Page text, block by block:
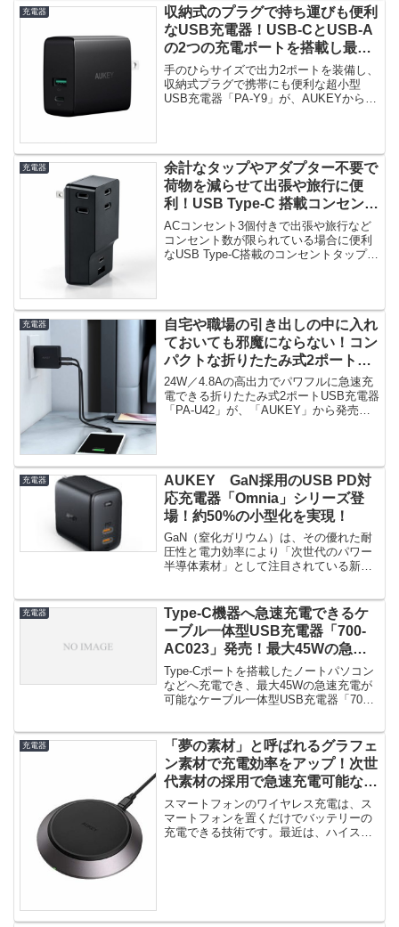
充電器
収納式のプラグで持ち運びも便利
なUSB充電器！USB-CとUSB-A
の2つの充電ポートを搭載し最大
3Aの急速充電対応「PA-Y9」発
売！
手のひらサイズで出力2ポートを装備し、
収納式プラグで携帯にも便利な超小型
USB充電器「PA-Y9」が、AUKEYから発
充電器
余計なタップやアダプター不要で
荷物を減らせて出張や旅行に便
利！USB Type-C 搭載コンセント
タップ付きUSB充電器「700-
AC018BK」発売！
ACコンセント3個付きで出張や旅行など
コンセント数が限られている場合に便利
なUSB Type-C搭載のコンセントタップ付
充電器
自宅や職場の引き出しの中に入れ
ておいても邪魔にならない！コン
パクトな折りたたみ式2ポート
USB充電器「PA-U42」発売！
24W／4.8Aの高出力でパワフルに急速充
電できる折りたたみ式2ポートUSB充電器
「PA-U42」が、「AUKEY」から発売さ
充電器
AUKEY GaN採用のUSB PD対
応充電器「Omnia」シリーズ登
場！約50%の小型化を実現！
GaN（窒化ガリウム）は、その優れた耐
圧性と電力効率により「次世代のパワー
半導体素材」として注目されている新し
充電器
Type-C機器へ急速充電できるケ
ーブル一体型USB充電器「700-
AC023」発売！最大45Wの急速
充電が可能な「USB Power
Delivery」規格に対応！
Type-Cポートを搭載したノートパソコン
などへ充電でき、最大45Wの急速充電が
可能なケーブル一体型USB充電器「700-
充電器
「夢の素材」と呼ばれるグラフェ
ン素材で充電効率をアップ！次世
代素材の採用で急速充電可能な
QC3.0対応のワイヤレス充電器 ！
スマートフォンのワイヤレス充電は、ス
マートフォンを置くだけでバッテリーの
充電できる技術です。最近は、ハイスペ